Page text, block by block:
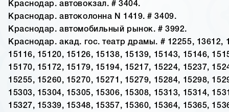
Краснодар. автовокзал. # 3404.
Краснодар. автоколонна N 1419. # 3409.
Краснодар. автомобильный рынок. # 3992.
Краснодар. акад. гос. театр драмы. # 12255, 13612,
15116, 15120, 15126, 15138, 15139, 15143, 15146,
15170, 15172, 15179, 15194, 15217, 15224, 15237,
15255, 15260, 15270, 15271, 15279, 15284, 15298,
15303, 15304, 15305, 15306, 15308, 15313, 15314,
15327, 15339, 15348, 15357, 15360, 15364, 15365,